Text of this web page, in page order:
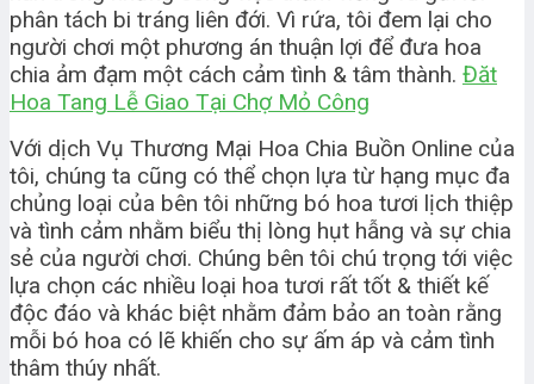
phân tách bi tráng liên đới. Vì rứa, tôi đem lại cho
người chơi một phương án thuận lợi để đưa hoa
chia ảm đạm một cách cảm tình & tâm thành. Đăt
Hoa Tang Lễ Giao Tại Chợ Mỏ Công
Với dịch Vụ Thương Mại Hoa Chia Buồn Online của
tôi, chúng ta cũng có thể chọn lựa từ hạng mục đa
chủng loại của bên tôi những bó hoa tươi lịch thiệp
và tình cảm nhằm biểu thị lòng hụt hẫng và sự chia
sẻ của người chơi. Chúng bên tôi chú trọng tới việc
lựa chọn các nhiều loại hoa tươi rất tốt & thiết kế
độc đáo và khác biệt nhằm đảm bảo an toàn rằng
mỗi bó hoa có lẽ khiến cho sự ấm áp và cảm tình
thâm thúy nhất.